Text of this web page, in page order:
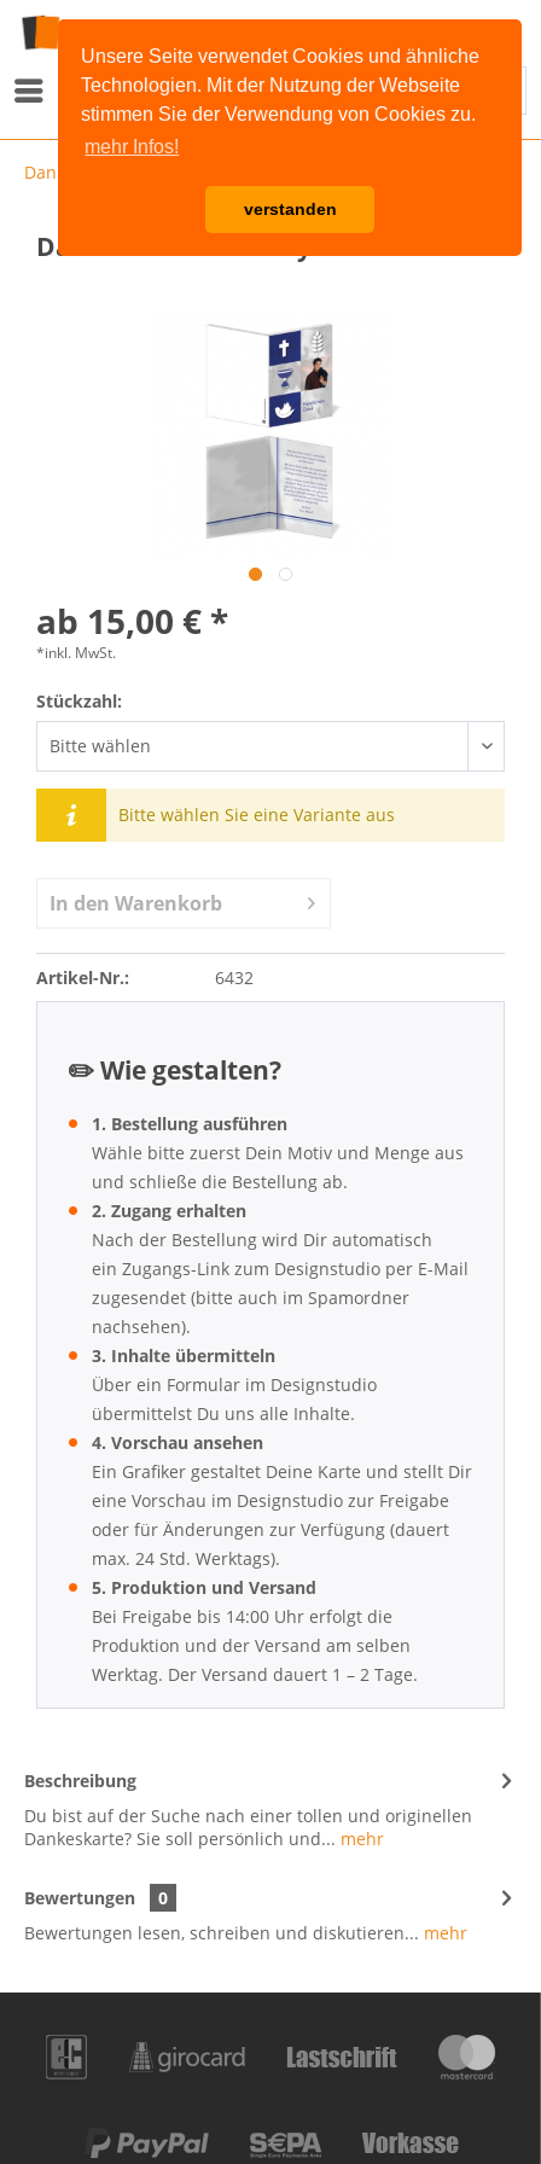
Unsere Seite verwendet Cookies und ähnliche
Technologien. Mit der Nutzung der Webseite
stimmen Sie der Verwendung von Cookies zu.
mehr Infos!
verstanden
Menü
Dankeskarten
Dankeskarte Blaue Symbole
ab 15,00 € *
*inkl. MwSt.
Stückzahl:
Bitte wählen Sie eine Variante aus
In den Warenkorb
Artikel-Nr.: 6432
✏️ Wie gestalten?
1. Bestellung ausführen
Wähle bitte zuerst Dein Motiv und Menge aus
und schließe die Bestellung ab.
2. Zugang erhalten
Nach der Bestellung wird Dir automatisch
ein Zugangs-Link zum Designstudio per E-Mail
zugesendet (bitte auch im Spamordner
nachsehen).
3. Inhalte übermitteln
Über ein Formular im Designstudio
übermittelst Du uns alle Inhalte.
4. Vorschau ansehen
Ein Grafiker gestaltet Deine Karte und stellt Dir
eine Vorschau im Designstudio zur Freigabe
oder für Änderungen zur Verfügung (dauert
max. 24 Std. Werktags).
5. Produktion und Versand
Bei Freigabe bis 14:00 Uhr erfolgt die
Produktion und der Versand am selben
Werktag. Der Versand dauert 1 – 2 Tage.
Beschreibung
Du bist auf der Suche nach einer tollen und originellen
Dankeskarte? Sie soll persönlich und... mehr
Bewertungen
0
Bewertungen lesen, schreiben und diskutieren... mehr